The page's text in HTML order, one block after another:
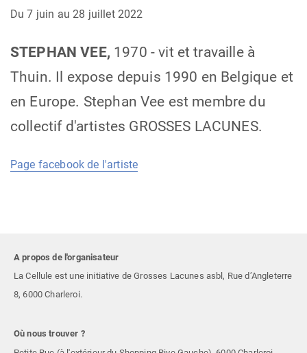
Du 7 juin au 28 juillet 2022
STEPHAN VEE, 1970 - vit et travaille à
Thuin. Il expose depuis 1990 en Belgique et
en Europe. Stephan Vee est membre du
collectif d'artistes GROSSES LACUNES.
Page facebook de l'artiste
A propos de l'organisateur
La Cellule est une initiative de Grosses Lacunes asbl, Rue d’Angleterre
8, 6000 Charleroi.
Où nous trouver ?